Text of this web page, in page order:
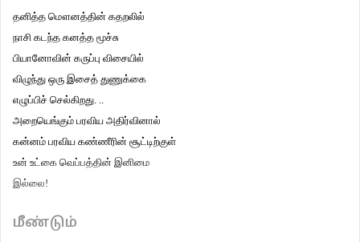
தனித்த மௌனத்தின் கதறலில்
நாசி கடந்த கனத்த மூச்சு
பியானோவின் கருப்பு விசையில்
விழுந்து ஒரு இசைத் துணுக்கை
எழுப்பிச் செல்கிறது. ..
அறையெங்கும் பரவிய அதிர்வினால்
கன்னம் பரவிய கண்ணீரின் சூட்டிற்குள்
உன் உட்கை வெப்பத்தின் இனிமை
இல்லை!
மீண்டும்